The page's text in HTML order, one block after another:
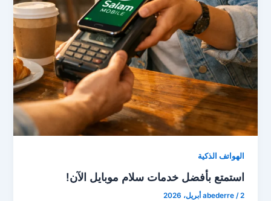
الهواتف الذكية
استمتع بأفضل خدمات سلام موبايل الآن!
abederre /2 أبريل، 2026